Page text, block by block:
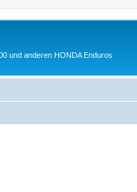
und anderen HONDA Enduros